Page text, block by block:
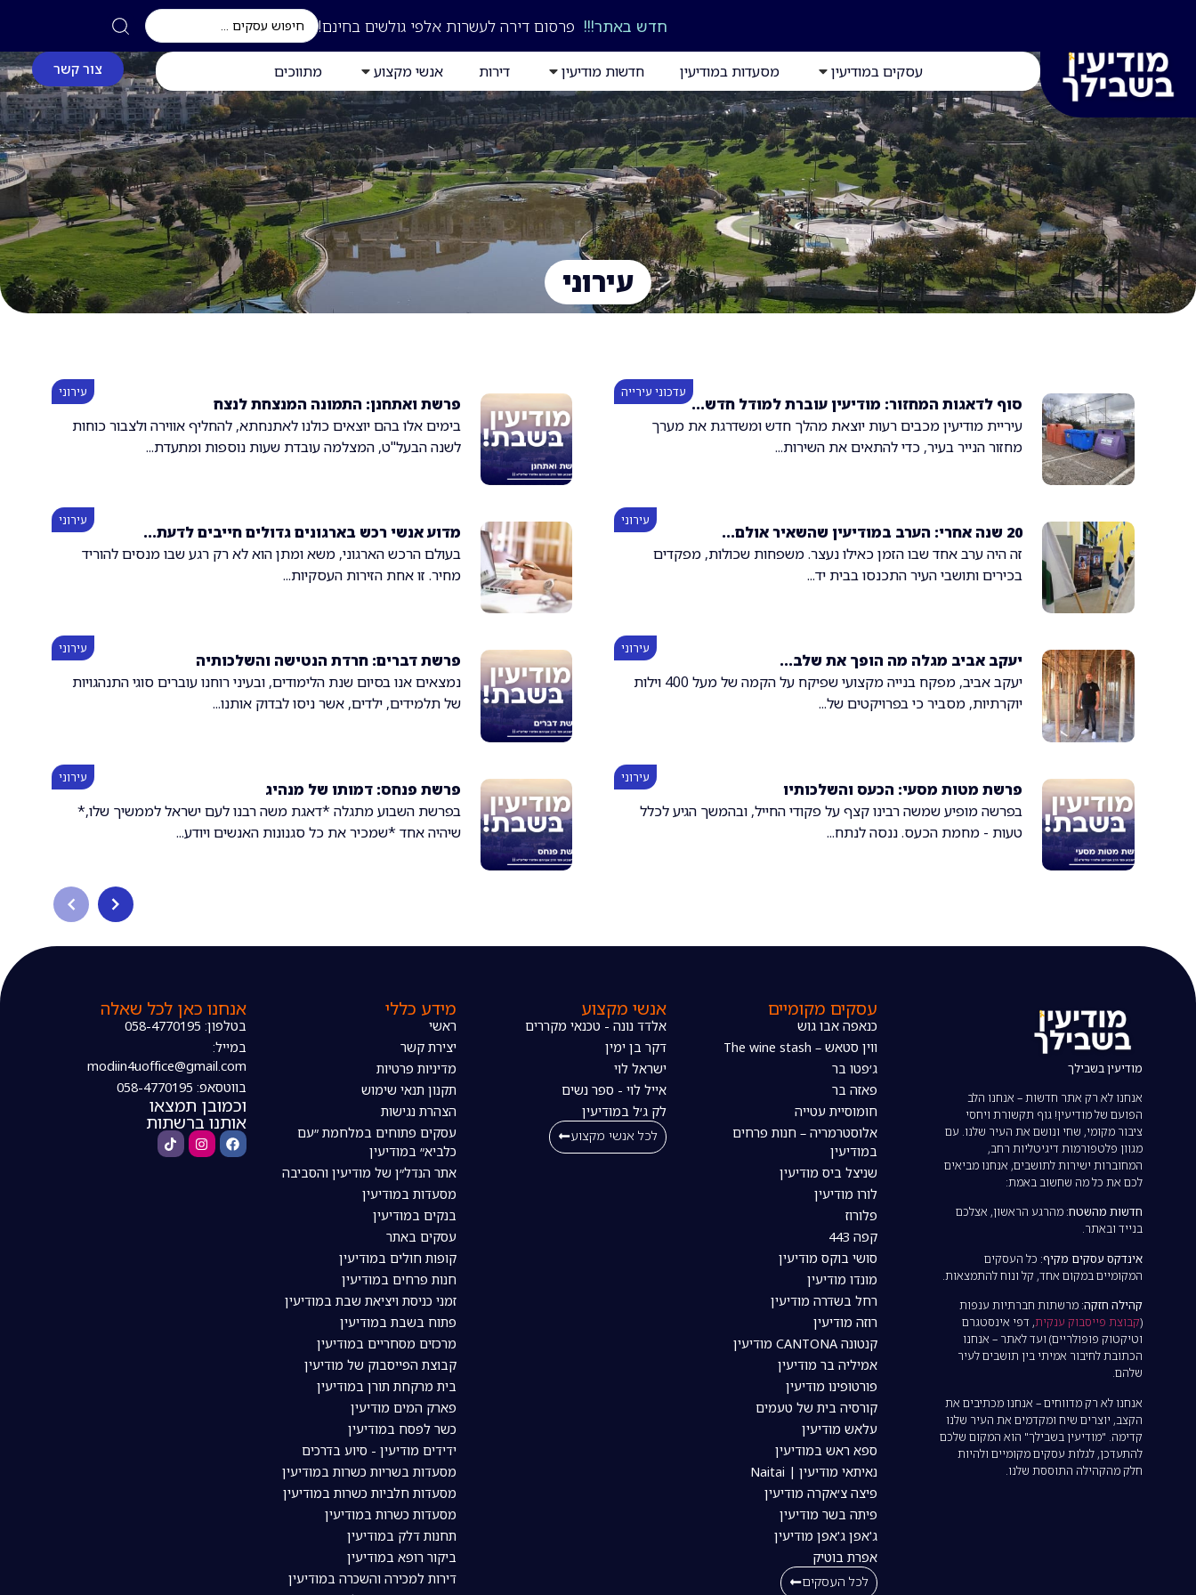
חדש באתר!!! פרסום דירה לעשרות אלפי גולשים בחינם!
עסקים במודיעין מסעדות במודיעין חדשות מודיעין דירות אנשי מקצוע מתווכים צור קשר
עירוני
עדכוני עירייה
סוף לדאגות המחזור: מודיעין עוברת למודל חדש...
עיריית מודיעין מכבים רעות יוצאת מהלך חדש ומשדרגת את מערך
מחזור הנייר בעיר, כדי להתאים את השירות...
עירוני
פרשת ואתחנן: התמונה המנצחת לנצח
בימים אלו בהם יוצאים כולנו לאתנחתא, להחליף אווירה ולצבור כוחות
לשנה הבעל"ט, המצלמה עובדת שעות נוספות ומתעדת...
עירוני
20 שנה אחרי: הערב במודיעין שהשאיר אולם...
זה היה ערב אחד שבו הזמן כאילו נעצר. משפחות שכולות, מפקדים
בכירים ותושבי העיר התכנסו בבית יד...
עירוני
מדוע אנשי רכש בארגונים גדולים חייבים לדעת...
בעולם הרכש הארגוני, משא ומתן הוא לא רק רגע שבו מנסים להוריד
מחיר. זו אחת הזירות העסקיות...
עירוני
יעקב אביב מגלה מה הופך את שלב...
יעקב אביב, מפקח בנייה מקצועי שפיקח על הקמה של מעל 400 וילות
יוקרתיות, מסביר כי בפרויקטים של...
עירוני
פרשת דברים: חרדת הנטישה והשלכותיה
נמצאים אנו בסיום שנת הלימודים, ובעיני רוחנו עוברים סוגי התנהגויות
של תלמידים, ילדים, אשר ניסו לבדוק אותנו...
עירוני
פרשת מטות מסעי: הכעס והשלכותיו
בפרשה מופיע שמשה רבינו קצף על פקודי החייל, ובהמשך הגיע לכלל
טעות - מחמת הכעס. ננסה לנתח...
עירוני
פרשת פנחס: דמותו של מנהיג
בפרשת השבוע מתגלה *דאגת משה רבנו לעם ישראל לממשיך שלו,*
שיהיה אחד *שמכיר את כל סגנונות האנשים ויודע...
מודיעין בשבילך
אנחנו לא רק אתר חדשות – אנחנו הלב
הפועם של מודיעין! גוף תקשורת ויחסי
ציבור מקומי, שחי ונושם את העיר שלנו. עם
מגוון פלטפורמות דיגיטליות רחב,
המחוברות ישירות לתושבים, אנחנו מביאים
לכם את כל מה שחשוב באמת:
חדשות מהשטח: מהרגע הראשון, אצלכם
בנייד ובאתר.
אינדקס עסקים מקיף: כל העסקים
המקומיים במקום אחד, קל ונוח להתמצאות.
קהילה חזקה: מרשתות חברתיות ענפות
(קבוצת פייסבוק ענקית, דפי אינסטגרם
וטיקטוק פופולריים) ועד לאתר – אנחנו
הכתובת לחיבור אמיתי בין תושבים לעיר
שלהם.
אנחנו לא רק מדווחים – אנחנו מכתיבים את
הקצב, יוצרים שיח ומקדמים את העיר שלנו
קדימה. "מודיעין בשבילך" הוא המקום שלכם
להתעדכן, לגלות עסקים מקומיים ולהיות
חלק מהקהילה התוססת שלנו.
עסקים מקומיים
כנאפה אבו גוש
ווין סטאש – The wine stash
ג׳פטו בר
פאזה בר
חומוסיית עטייה
אלוסטרמריה – חנות פרחים
במודיעין
שניצל ביס מודיעין
לורו מודיעין
פלורוז
קפה 443
סושי בוקס מודיעין
מונדו מודיעין
רחל בשדרה מודיעין
רוזה מודיעין
קנטונה CANTONA מודיעין
אמיליה בר מודיעין
פורטופינו מודיעין
קורסיה בית של טעמים
עלאש מודיעין
ספא ראש במודיעין
נאיתאי מודיעין | Naitai
פיצה צ׳אקרה מודיעין
פיתה בשר מודיעין
ג'אפן ג'אפן מודיעין
אפרת בוטיק
לכל העסקים
אנשי מקצוע
אלדד נונה - טכנאי מקררים
דקר בן ימין
ישראל לוי
אייל לוי - ספר נשים
לק ג׳ל במודיעין
לכל אנשי מקצוע
מידע כללי
ראשי
יצירת קשר
מדיניות פרטיות
תקנון תנאי שימוש
הצהרת נגישות
עסקים פתוחים במלחמת ״עם
כלביא״ במודיעין
אתר הנדל״ן של מודיעין והסביבה
מסעדות במודיעין
בנקים במודיעין
עסקים באתר
קופות חולים במודיעין
חנות פרחים במודיעין
זמני כניסת ויציאת שבת במודיעין
פתוח בשבת במודיעין
מרכזים מסחריים במודיעין
קבוצת הפייסבוק של מודיעין
בית מרקחת תורן במודיעין
פארק המים מודיעין
כשר לפסח במודיעין
ידידים מודיעין - סיוע בדרכים
מסעדות בשריות כשרות במודיעין
מסעדות חלביות כשרות במודיעין
מסעדות כשרות במודיעין
תחנות דלק במודיעין
ביקור רופא במודיעין
דירות למכירה והשכרה במודיעין
אנחנו כאן לכל שאלה
בטלפון: 058-4770195
במייל:
modiin4uoffice@gmail.com
בווטסאפ: 058-4770195
וכמובן תמצאו
אותנו ברשתות